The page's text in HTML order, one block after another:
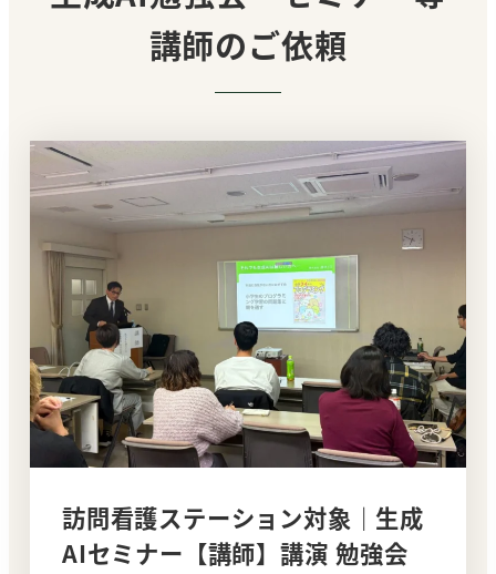
講師のご依頼
訪問看護ステーション対象｜生成
AIセミナー【講師】講演 勉強会